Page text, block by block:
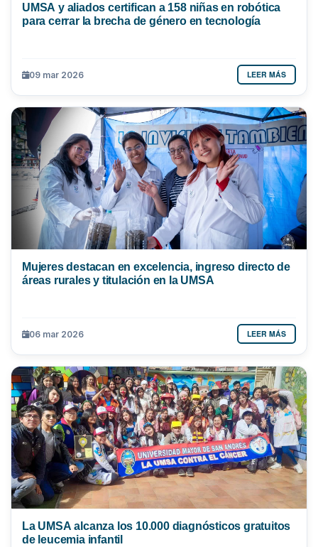
UMSA y aliados certifican a 158 niñas en robótica
para cerrar la brecha de género en tecnología
09 mar 2026 LEER MÁS
Mujeres destacan en excelencia, ingreso directo de
áreas rurales y titulación en la UMSA
06 mar 2026 LEER MÁS
La UMSA alcanza los 10.000 diagnósticos gratuitos
de leucemia infantil